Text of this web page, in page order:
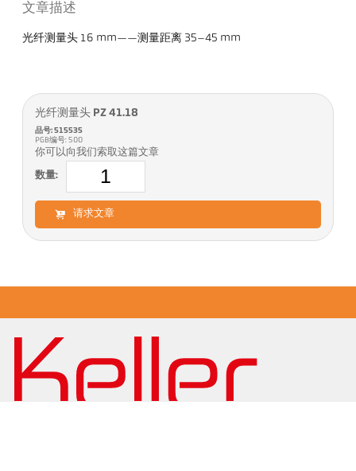
文章描述
光纤测量头 16 mm——测量距离 35–45 mm
光纤测量头 PZ 41.18
品号: 515535
PGB编号: 500
你可以向我们索取这篇文章
数量:
请求文章